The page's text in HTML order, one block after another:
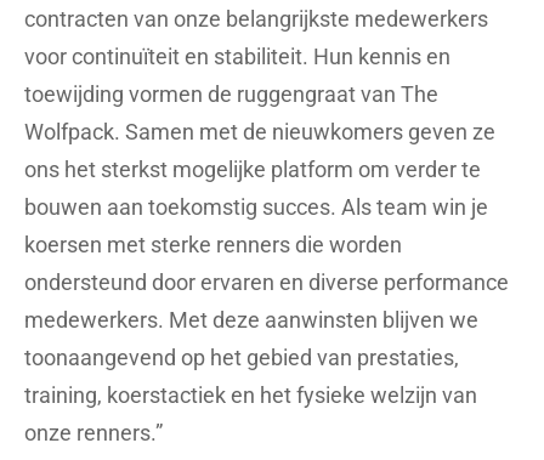
contracten van onze belangrijkste medewerkers
voor continuïteit en stabiliteit. Hun kennis en
toewijding vormen de ruggengraat van The
Wolfpack. Samen met de nieuwkomers geven ze
ons het sterkst mogelijke platform om verder te
bouwen aan toekomstig succes. Als team win je
koersen met sterke renners die worden
ondersteund door ervaren en diverse performance
medewerkers. Met deze aanwinsten blijven we
toonaangevend op het gebied van prestaties,
training, koerstactiek en het fysieke welzijn van
onze renners.”